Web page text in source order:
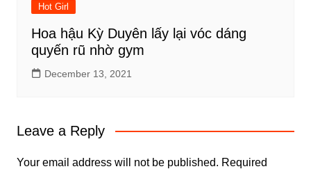
Hot Girl
Hoa hậu Kỳ Duyên lấy lại vóc dáng
quyến rũ nhờ gym
December 13, 2021
Leave a Reply
Your email address will not be published. Required